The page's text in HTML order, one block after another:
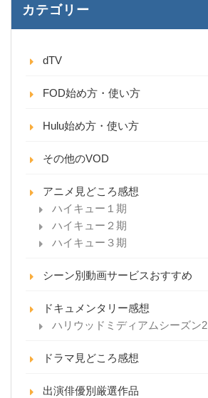
カテゴリー
dTV
FOD始め方・使い方
Hulu始め方・使い方
その他のVOD
アニメ見どころ感想
ハイキュー１期
ハイキュー２期
ハイキュー３期
シーン別動画サービスおすすめ
ドキュメンタリー感想
ハリウッドミディアムシーズン2
ドラマ見どころ感想
出演俳優別厳選作品